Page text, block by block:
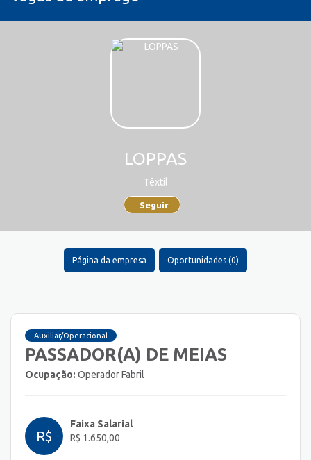
LOPPAS
Têxtil
Seguir
Página da empresa Oportunidades (0)
Auxiliar/Operacional
PASSADOR(A) DE MEIAS
Ocupação: Operador Fabril
R$
Faixa Salarial
R$ 1.650,00